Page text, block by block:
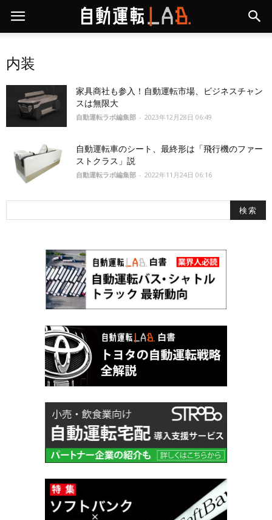
内装
家具商社も参入！自動運転市場、ビジネスチャン
スは無限大
自動運転ラボ編集部 - 2023年12月28日 06:49
自動運転車のシート、最終形は「飛行機のファー
ストクラス」説
自動運転ラボ編集部 - 2022年11月24日 06:16